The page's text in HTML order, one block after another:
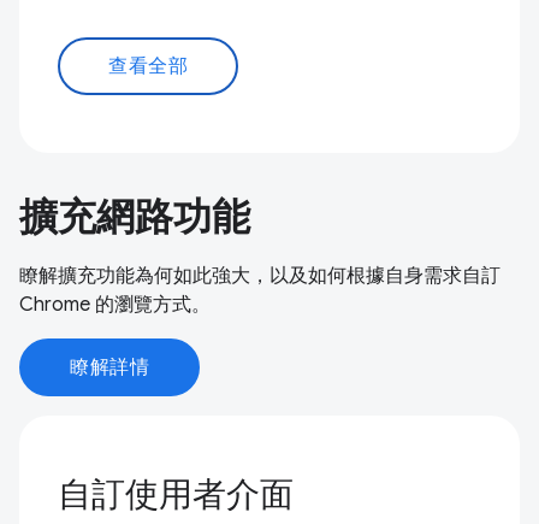
查看全部
擴充網路功能
瞭解擴充功能為何如此強大，以及如何根據自身需求自訂
Chrome 的瀏覽方式。
瞭解詳情
自訂使用者介面